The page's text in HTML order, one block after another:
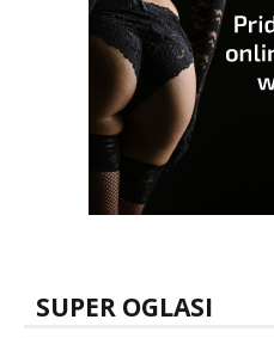
SUPER OGLASI